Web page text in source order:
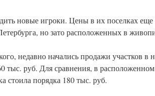
новые игроки. Цены в их поселках еще
но зато расположенных в
недавно начались продажи участков в
тыс. руб. Для сравнения, в
стоила порядка 180 тыс. руб.